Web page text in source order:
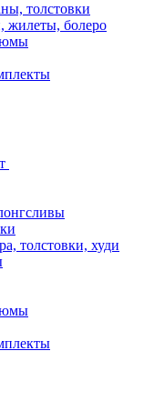
толстовки
жилеты, болеро
толстовки, худи